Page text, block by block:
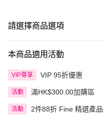
請選擇商品選項
本商品適用活動
VIP尊享 VIP 95折優惠
活動 滿HK$300.00加購區
活動 2件88折 Fine 精選產品